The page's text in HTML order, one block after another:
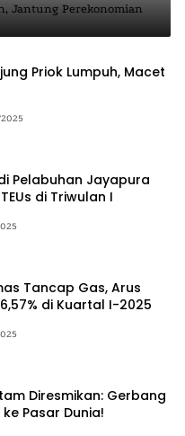
Priok Lumpuh, Macet
Pelabuhan Jayapura
di Triwulan I
Tancap Gas, Arus
di Kuartal I-2025
Diresmikan: Gerbang
Pasar Dunia!